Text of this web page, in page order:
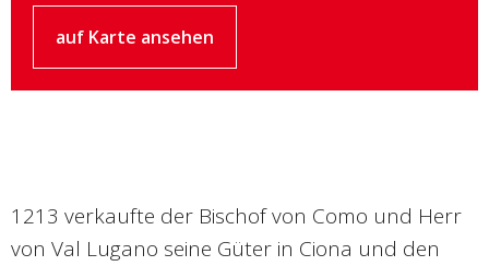
auf Karte ansehen
1213 verkaufte der Bischof von Como und Herr
von Val Lugano seine Güter in Ciona und den